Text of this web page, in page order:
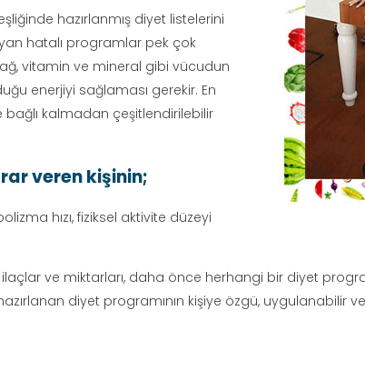
hazırlanmış diyet listelerini
hatalı programlar pek çok
vitamin ve mineral gibi vücudun
enerjiyi sağlaması gerekir. En
bağlı kalmadan çeşitlendirilebilir
veren kişinin;
hızı, fiziksel aktivite düzeyi
ilaçlar ve miktarları, daha önce herhangi bir diyet
diyet programının kişiye özgü, uygulanabilir